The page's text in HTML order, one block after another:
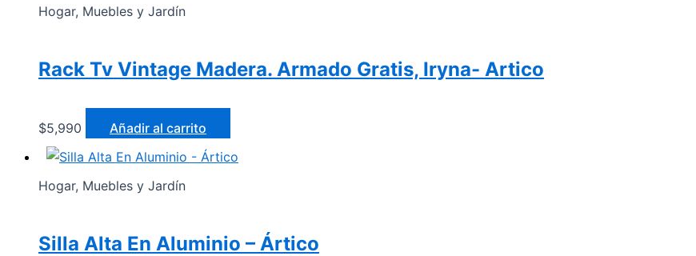
Hogar, Muebles y Jardín
Rack Tv Vintage Madera. Armado Gratis, Iryna- Artico
$5,990 Añadir al carrito
Hogar, Muebles y Jardín
Silla Alta En Aluminio – Ártico